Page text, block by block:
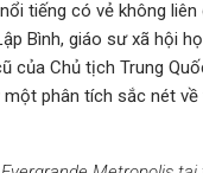
tiếng có vẻ không liên
Bình, giáo sư xã hội
của Chủ tịch Trung
phân tích sắc nét về